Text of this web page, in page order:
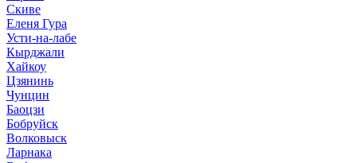
Скиве
Еленя Гура
Усти-на-лабе
Кырджали
Хайкоу
Цзянинь
Чунцин
Баоцзи
Бобруйск
Волковыск
Ларнака